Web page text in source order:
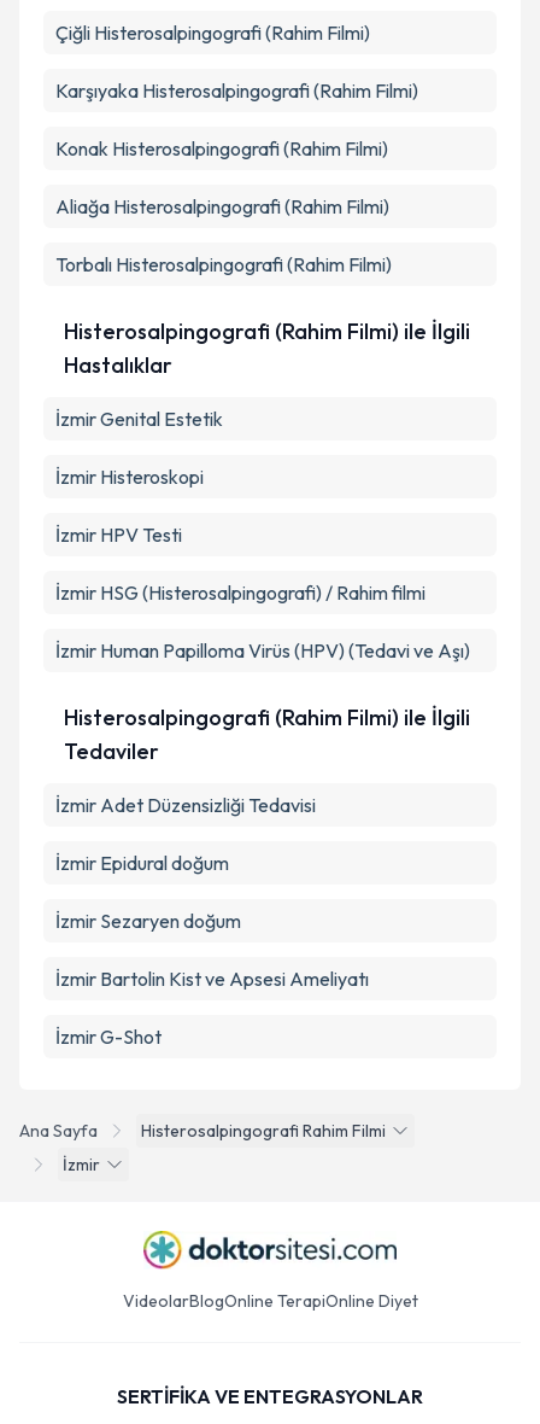
kapsamda işlenmesini kabul ediyorum.
Takvim Talebini Gönder
Ana Sayfa
Histerosalpingografi Rahim Filmi
İzmir
Çiğli Histerosalpingografi (Rahim Filmi)
Karşıyaka Histerosalpingografi (Rahim Filmi)
Konak Histerosalpingografi (Rahim Filmi)
Aliağa Histerosalpingografi (Rahim Filmi)
Torbalı Histerosalpingografi (Rahim Filmi)
Histerosalpingografi (Rahim Filmi) ile İlgili
Hastalıklar
İzmir Genital Estetik
İzmir Histeroskopi
İzmir HPV Testi
İzmir HSG (Histerosalpingografi) / Rahim filmi
İzmir Human Papilloma Virüs (HPV) (Tedavi ve Aşı)
Histerosalpingografi (Rahim Filmi) ile İlgili
Tedaviler
İzmir Adet Düzensizliği Tedavisi
İzmir Epidural doğum
İzmir Sezaryen doğum
İzmir Bartolin Kist ve Apsesi Ameliyatı
İzmir G-Shot
VideolarBlogOnline TerapiOnline Diyet
SERTİFİKA VE ENTEGRASYONLAR